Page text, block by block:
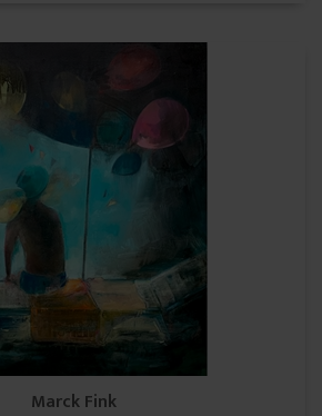
Marck Fink